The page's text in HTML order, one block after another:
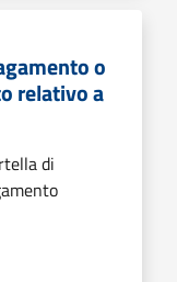
o
relativo a
di